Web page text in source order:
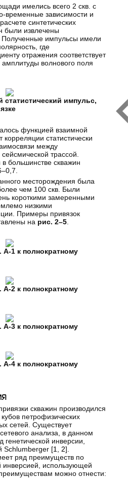
имелись всего 2 скв. с
временные зависимости и
синтетических
были извлечены
Полученные импульсы имели
где
отражения соответствует
волнового поля
статистический импульс,
функцией взаимной
статистически
между
трассой.
большинстве скважин
месторождения была
чем 100 скв. Были
короткими замеренными
низкими
Примеры привязок
на рис. 2–5
А-1 к полнократному
А-2 к полнократному
А-3 к полнократному
А-4 к полнократному
скважин производился
петрофизических
сетей. Существует
анализа, в данном
инверсии,
Schlumberger [1 2].
ряд преимуществ по
инверсией, использующей
можно отнести: